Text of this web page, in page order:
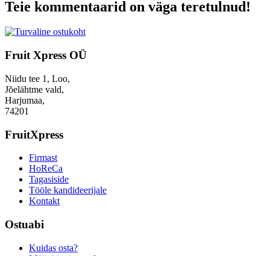
Teie kommentaarid on väga teretulnud!
Fruit Xpress OÜ
Niidu tee 1, Loo,
Jõelähtme vald,
Harjumaa,
74201
FruitXpress
Firmast
HoReCa
Tagasiside
Tööle kandideerijale
Kontakt
Ostuabi
Kuidas osta?